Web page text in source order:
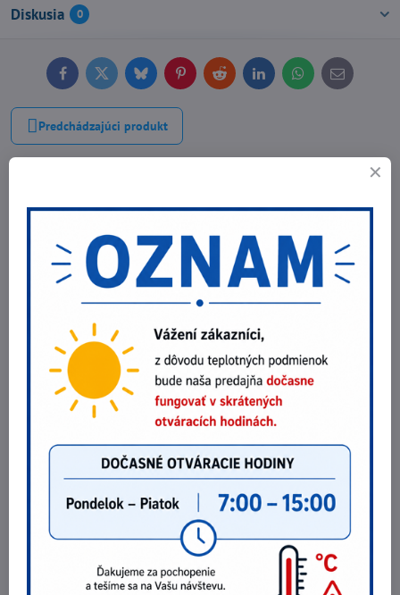
Diskusia 0
FacebookTwitterBlueskyPinterestReddit LinkedInWhatsApp
E-
mail
Predchádzajúci produkt
kategórii
Dopravné zrkadlo Vialux 554
209,10 €
170 €bez DPH
Do košíka
Dopravné zrkadlo Vialux 556
338,25 €
bez DPH
Do košíka
Dopravné zrkadlo Vialux 558
445 €bez DPH
Potrebujete poradiť?
Telefónne čísla
0903 40 80 66 / 0907 62 44 82
E-mail